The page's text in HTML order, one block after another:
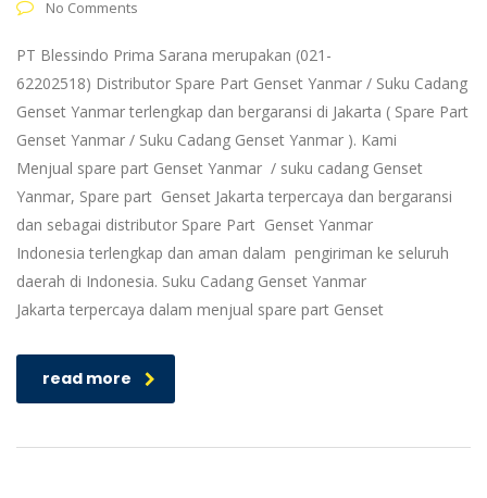
No Comments
PT Blessindo Prima Sarana merupakan (021-
62202518) Distributor Spare Part Genset Yanmar / Suku Cadang
Genset Yanmar terlengkap dan bergaransi di Jakarta ( Spare Part
Genset Yanmar / Suku Cadang Genset Yanmar ). Kami
Menjual spare part Genset Yanmar / suku cadang Genset
Yanmar, Spare part Genset Jakarta terpercaya dan bergaransi
dan sebagai distributor Spare Part Genset Yanmar
Indonesia terlengkap dan aman dalam pengiriman ke seluruh
daerah di Indonesia. Suku Cadang Genset Yanmar
Jakarta terpercaya dalam menjual spare part Genset
read more